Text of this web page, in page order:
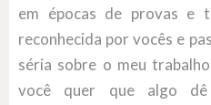
em épocas de provas e
reconhecida por vocês e
séria sobre o meu
você quer que algo dê